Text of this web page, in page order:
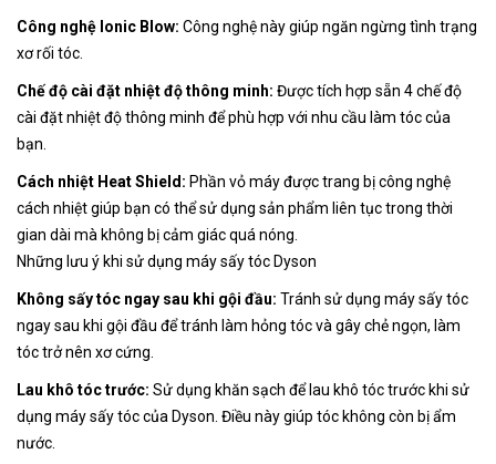
Công nghệ Ionic Blow: Công nghệ này giúp ngăn ngừng tình trạng
xơ rối tóc.
Chế độ cài đặt nhiệt độ thông minh: Được tích hợp sẵn 4 chế độ
cài đặt nhiệt độ thông minh để phù hợp với nhu cầu làm tóc của
bạn.
Cách nhiệt Heat Shield: Phần vỏ máy được trang bị công nghệ
cách nhiệt giúp bạn có thể sử dụng sản phẩm liên tục trong thời
gian dài mà không bị cảm giác quá nóng.
Những lưu ý khi sử dụng máy sấy tóc Dyson
Không sấy tóc ngay sau khi gội đầu: Tránh sử dụng máy sấy tóc
ngay sau khi gội đầu để tránh làm hỏng tóc và gây chẻ ngọn, làm
tóc trở nên xơ cứng.
Lau khô tóc trước: Sử dụng khăn sạch để lau khô tóc trước khi sử
dụng máy sấy tóc của Dyson. Điều này giúp tóc không còn bị ẩm
nước.